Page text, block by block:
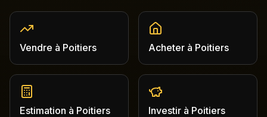
Vendre à Poitiers Acheter à Poitiers
Estimation à Poitiers Investir à Poitiers